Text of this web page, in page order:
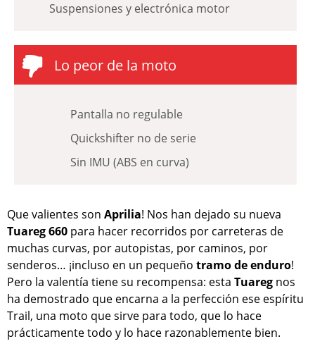
Suspensiones y electrónica motor
Lo peor de la moto
Pantalla no regulable
Quickshifter no de serie
Sin IMU (ABS en curva)
Que valientes son Aprilia! Nos han dejado su nueva
Tuareg 660 para hacer recorridos por carreteras de
muchas curvas, por autopistas, por caminos, por
senderos… ¡incluso en un pequeño tramo de enduro!
Pero la valentía tiene su recompensa: esta Tuareg nos
ha demostrado que encarna a la perfección ese espíritu
Trail, una moto que sirve para todo, que lo hace
prácticamente todo y lo hace razonablemente bien.